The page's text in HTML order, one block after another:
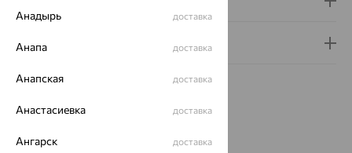
Гарантия и возврат
Похожие изделия
Анадырь доставка
Анапа доставка
Анапская доставка
Анастасиевка доставка
Ангарск доставка